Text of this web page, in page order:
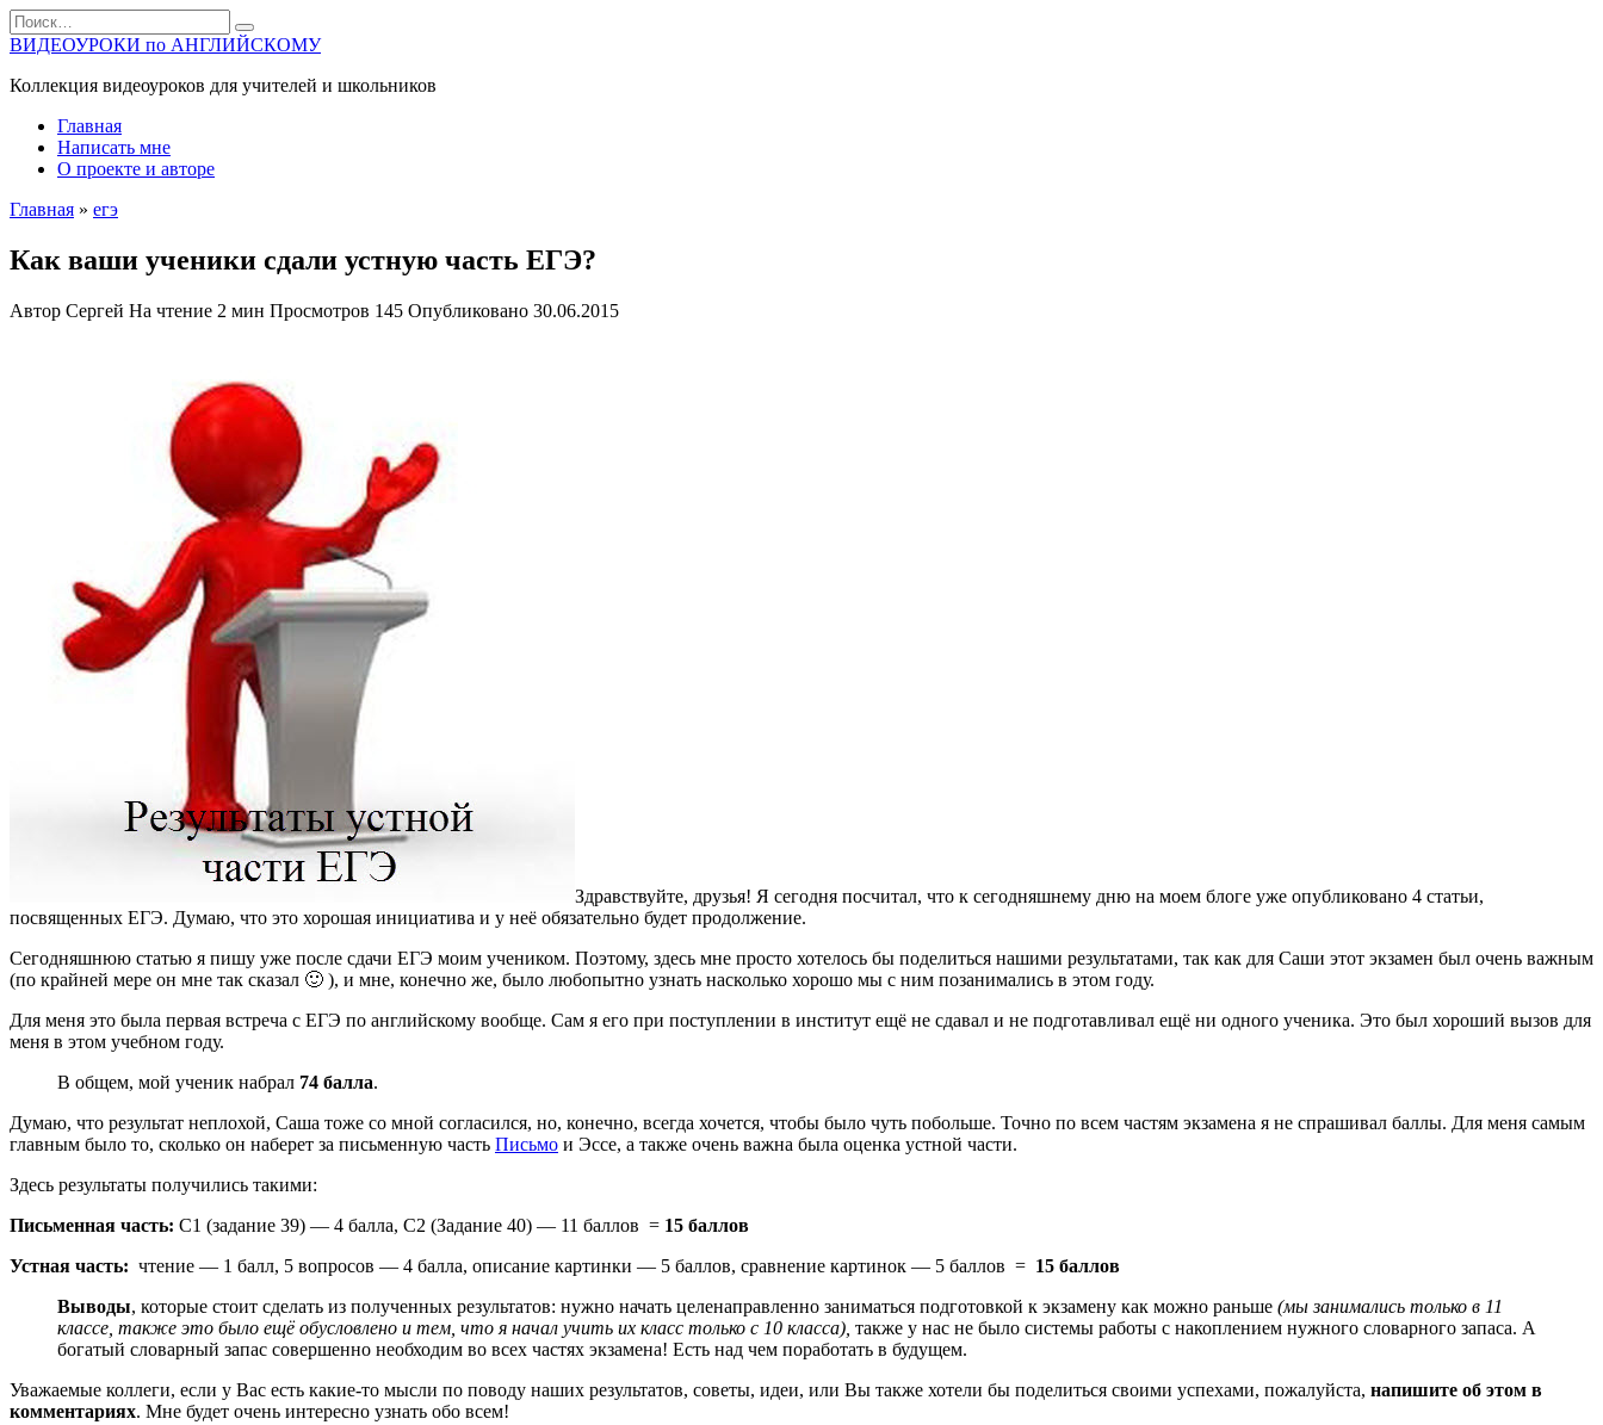
Перейти
к
содержанию
Search
for:
ВИДЕОУРОКИ по АНГЛИЙСКОМУ
Коллекция видеоуроков для учителей и школьников
Главная
Написать мне
О проекте и авторе
Главная » егэ
Как ваши ученики сдали устную часть ЕГЭ?
Автор Сергей На чтение 2 мин Просмотров 145 Опубликовано 30.06.2015
Здравствуйте, друзья! Я сегодня посчитал, что к сегодняшнему дню на моем блоге уже опубликовано 4 статьи,
посвященных ЕГЭ. Думаю, что это хорошая инициатива и у неё обязательно будет продолжение.
Сегодняшнюю статью я пишу уже после сдачи ЕГЭ моим учеником. Поэтому, здесь мне просто хотелось бы поделиться нашими результатами, так как для Саши этот экзамен был очень важным
(по крайней мере он мне так сказал 🙂 ), и мне, конечно же, было любопытно узнать насколько хорошо мы с ним позанимались в этом году.
Для меня это была первая встреча с ЕГЭ по английскому вообще. Сам я его при поступлении в институт ещё не сдавал и не подготавливал ещё ни одного ученика. Это был хороший вызов для
меня в этом учебном году.
В общем, мой ученик набрал 74 балла.
Думаю, что результат неплохой, Саша тоже со мной согласился, но, конечно, всегда хочется, чтобы было чуть побольше. Точно по всем частям экзамена я не спрашивал баллы. Для меня самым
главным было то, сколько он наберет за письменную часть Письмо и Эссе, а также очень важна была оценка устной части.
Здесь результаты получились такими:
Письменная часть: С1 (задание 39) — 4 балла, С2 (Задание 40) — 11 баллов = 15 баллов
Устная часть: чтение — 1 балл, 5 вопросов — 4 балла, описание картинки — 5 баллов, сравнение картинок — 5 баллов = 15 баллов
Выводы, которые стоит сделать из полученных результатов: нужно начать целенаправленно заниматься подготовкой к экзамену как можно раньше (мы занимались только в 11
классе, также это было ещё обусловлено и тем, что я начал учить их класс только с 10 класса), также у нас не было системы работы с накоплением нужного словарного запаса. А
богатый словарный запас совершенно необходим во всех частях экзамена! Есть над чем поработать в будущем.
Уважаемые коллеги, если у Вас есть какие-то мысли по поводу наших результатов, советы, идеи, или Вы также хотели бы поделиться своими успехами, пожалуйста, напишите об этом в
комментариях. Мне будет очень интересно узнать обо всем!